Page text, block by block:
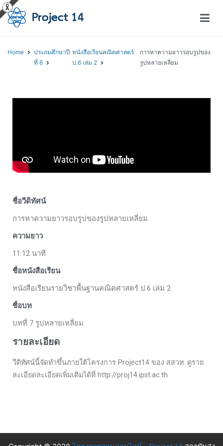
Home
ประถมศึกษาปี
ที่ 6
หนังสือเรียนคณิตศาสตร์
ป.6 เล่ม 2
การหาความยาวรอบรูปของ
รูปหลายเหลี่ยม
ชื่อวีดิทัศน์
การหาความยาวรอบรูปของรูปหลายเหลี่ยม
ความยาว
11.12 นาที
ชื่อหนังสือเรียน
หนังสือเรียนรายวิชาพื้นฐานคณิตศาสตร์ ป.6 เล่ม 2
ชื่อบท
บทที่ 7 รูปหลายเหลี่ยม
รายละเอียด
วีดิทัศน์นี้จัดทำขึ้นภายใต้โครงการ Project14 ของ สสวท. ดูราย
ละเอียดละเอียดเพิ่มเติมได้ที่ http://proj14.ipst.ac.th